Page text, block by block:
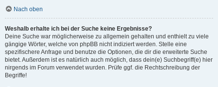
Nach oben
Weshalb erhalte ich bei der Suche keine Ergebnisse?
Deine Suche war möglicherweise zu allgemein gehalten und enthielt zu viele
gängige Wörter, welche von phpBB nicht indiziert werden. Stelle eine
spezifischere Anfrage und benutze die Optionen, die dir die erweiterte Suche
bietet. Außerdem ist es natürlich auch möglich, dass dein(e) Suchbegriff(e) hier
nirgends im Forum verwendet wurden. Prüfe ggf. die Rechtschreibung der
Begriffe!